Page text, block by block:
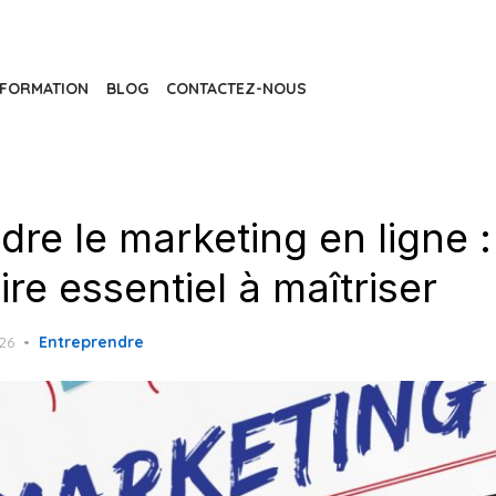
FORMATION BLOG CONTACTEZ-NOUS
le marketing en ligne
essentiel à maîtriser
Entreprendre